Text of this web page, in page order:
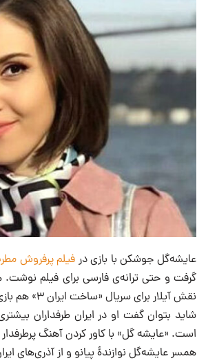
عایشه‌گل جوشکن با بازی در فیلم پرفروش
گرفت و حتی ترانه‌‌ی فارسی برای فیلم نوشت.
نقش آیلار برای سریال «ساخت ایران ۳» هم بازی کند.
شاید بتوان گفت او در ایران طرفداران
است. «عایشه گل» با کاور کردن آهنگ
همسر عایشه‌گل نوازندهٔ پیانو و از آذری‌های